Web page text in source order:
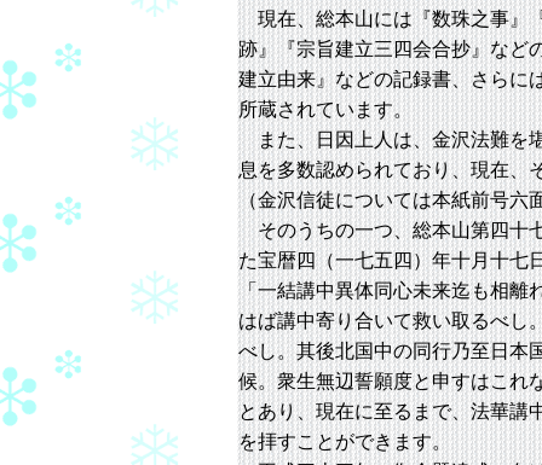
現在、総本山には『数珠之事』
跡』『宗旨建立三四会合抄』など
建立由来』などの記録書、さらに
所蔵されています。
また、日因上人は、金沢法難を
息を多数認められており、現在、
（金沢信徒については本紙前号六
そのうちの一つ、総本山第四十
た宝暦四（一七五四）年十月十七
「一結講中異体同心未来迄も相離
はば講中寄り合いて救い取るべし
べし。其後北国中の同行乃至日本
候。衆生無辺誓願度と申すはこれ
とあり、現在に至るまで、法華講
を拝すことができます。